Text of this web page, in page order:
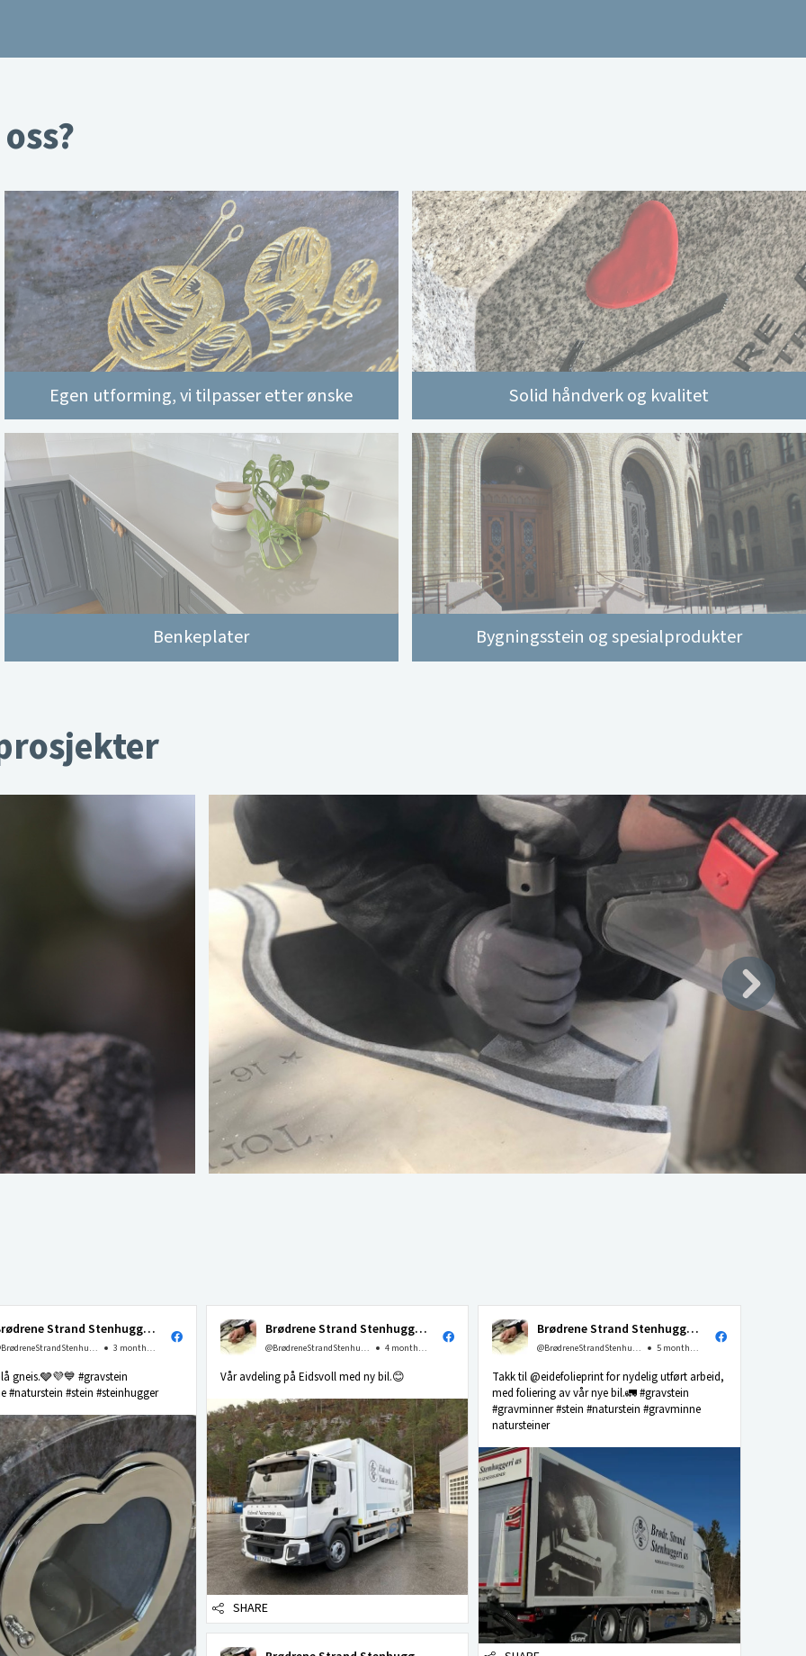
Egen utforming, vi tilpasser etter ønske Solid håndverk og kvalitet
Benkeplater Bygningsstein og spesialprodukter
Brødrene Strand Stenhuggeri as
@BrødreneStrandStenhuggerias 3 months ago
gneis.🩶💜💙 #gravstein
#naturstein #stein #steinhugger
Brødrene Strand Stenhuggeri as
@BrødreneStrandStenhuggerias 4 months ago
Vår avdeling på Eidsvoll med ny bil.😊
SHARE
Brødrene Strand Stenhuggeri as
@BrødreneStrandStenhuggerias 5 months ago
Takk til @eidefolieprint for nydelig utført arbeid,
med foliering av vår nye bil.🚛 #gravstein
#gravminner #stein #naturstein #gravminne
natursteiner